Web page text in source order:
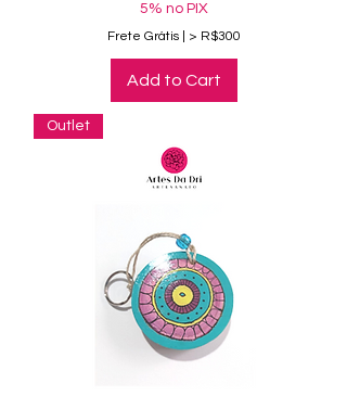
5% no PIX
Frete Grátis | > R$300
Add to Cart
Outlet